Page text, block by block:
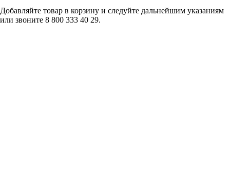
Добавляйте товар в корзину и следуйте дальнейшим указаниям
или звоните 8 800 333 40 29.